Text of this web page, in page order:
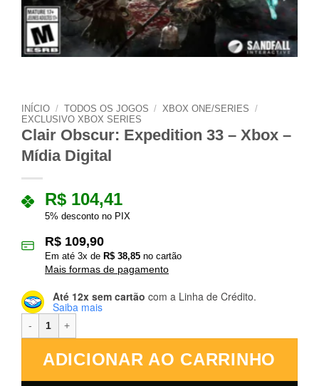
INÍCIO / TODOS OS JOGOS / XBOX ONE/SERIES
/
EXCLUSIVO XBOX SERIES
Clair Obscur: Expedition 33 – Xbox –
Mídia Digital
R$ 104,41
5% desconto no PIX
R$ 109,90
Em até 3x de R$ 38,85 no cartão
Mais formas de pagamento
Até 12x sem cartão com a Linha de Crédito.
Saiba mais
ADICIONAR AO CARRINHO